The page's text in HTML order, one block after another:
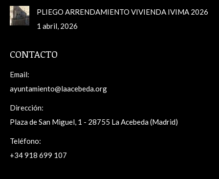
PLIEGO ARRENDAMIENTO VIVIENDA IVIMA 2026
1 abril, 2026
CONTACTO
Email:
ayuntamiento@laacebeda.org
Dirección:
Plaza de San Miguel, 1 - 28755 La Acebeda (Madrid)
Teléfono:
+34 918 699 107